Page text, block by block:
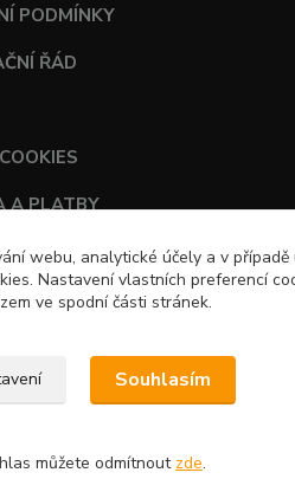
PODMÍNKY
ŘÁD
A PLATBY
VELIKOSTÍ
webu, analytické účely a v
Nastavení vlastních preferencí
ve spodní části stránek.
Souhlasím
můžete odmítnout zde.